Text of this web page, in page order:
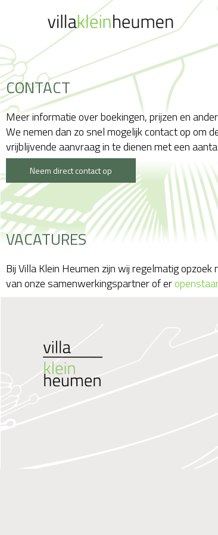
CONTACT
Meer informatie over boekingen, prijzen en
We nemen dan zo snel mogelijk contact op om
vrijblijvende aanvraag in te dienen met een
Neem direct contact op
VACATURES
Bij Villa Klein Heumen zijn wij regelmatig
van onze samenwerkingspartner of er